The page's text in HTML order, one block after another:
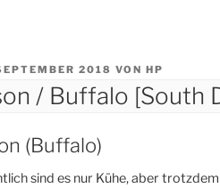
2018 VONHP
/ Buffalo [South
(Buffalo)
sind es nur Kühe, aber